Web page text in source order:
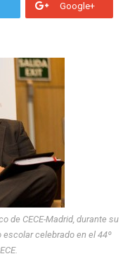
Google+
de CECE-Madrid, durante su
celebrado en el 44º